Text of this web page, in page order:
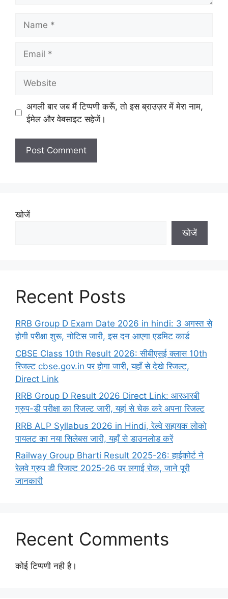
अगली बार जब मैं टिप्पणी करूँ, तो इस ब्राउज़र में मेरा नाम,
ईमेल और वेबसाइट सहेजें।
खोजें
खोजें
Recent Posts
RRB Group D Exam Date 2026 in hindi: 3 अगस्त से
होगी परीक्षा शुरू, नोटिस जारी, इस दन आएगा एडमिट कार्ड
CBSE Class 10th Result 2026: सीबीएसई क्लास 10th
रिजल्ट cbse.gov.in पर होगा जारी, यहाँ से देखे रिजल्ट,
Direct Link
RRB Group D Result 2026 Direct Link: आरआरबी
ग्रुप-डी परीक्षा का रिजल्ट जारी, यहां से चेक करे अपना रिजल्ट
RRB ALP Syllabus 2026 in Hindi, रेल्वे सहायक लोको
पायलट का नया सिलेबस जारी, यहाँ से डाउनलोड करें
Railway Group Bharti Result 2025-26: हाईकोर्ट ने
रेलवे ग्रुप डी रिजल्ट 2025-26 पर लगाई रोक, जाने पूरी
जानकारी
Recent Comments
कोई टिप्पणी नही है।